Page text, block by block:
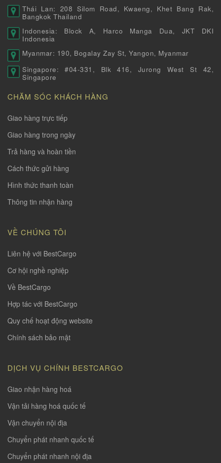
Thái Lan: 208 Silom Road, Kwaeng, Khet Bang Rak,
Bangkok Thailand
Indonesia: Block A, Harco Manga Dua, JKT DKI
Indonesia
Myanmar: 190, Bogalay Zay St, Yangon, Myanmar
Singapore: #04-331, Blk 416, Jurong West St 42,
Singapore
CHĂM SÓC KHÁCH HÀNG
Giao hàng trực tiếp
Giao hàng trong ngày
Trả hàng và hoàn tiền
Cách thức gửi hàng
Hình thức thanh toàn
Thông tin nhận hàng
VỀ CHÚNG TÔI
Liên hệ với BestCargo
Cơ hội nghề nghiệp
Về BestCargo
Hợp tác với BestCargo
Quy chế hoạt động website
Chính sách bảo mật
DỊCH VỤ CHÍNH BESTCARGO
Giao nhận hàng hoá
Vận tải hàng hoá quốc tế
Vận chuyển nội địa
Chuyển phát nhanh quốc tế
Chuyển phát nhanh nội địa